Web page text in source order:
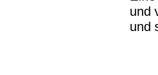
und
und